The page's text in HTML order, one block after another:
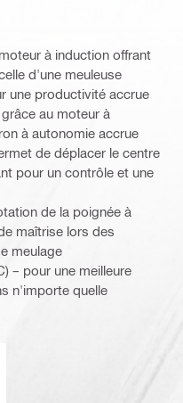
à induction offrant
d'une meuleuse
une productivité accrue
au moteur à
à autonomie accrue
de déplacer le centre
pour un contrôle et une
de la poignée à
maîtrise lors des
meulage
– pour une meilleure
n'importe quelle